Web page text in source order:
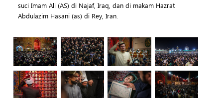
suci Imam Ali (AS) di Najaf, Iraq, dan di makam Hazrat
Abdulazim Hasani (as) di Rey, Iran.